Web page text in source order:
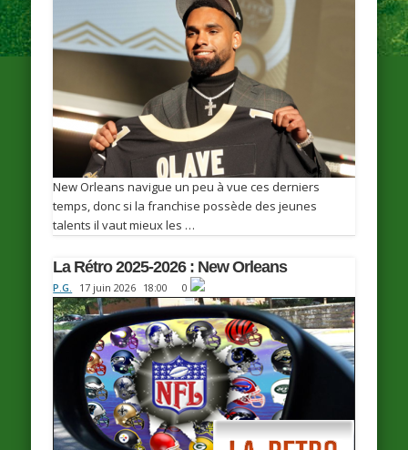
New Orleans navigue un peu à vue ces derniers
temps, donc si la franchise possède des jeunes
talents il vaut mieux les …
La Rétro 2025-2026 : New Orleans
P.G. 17 juin 2026 18:00 0